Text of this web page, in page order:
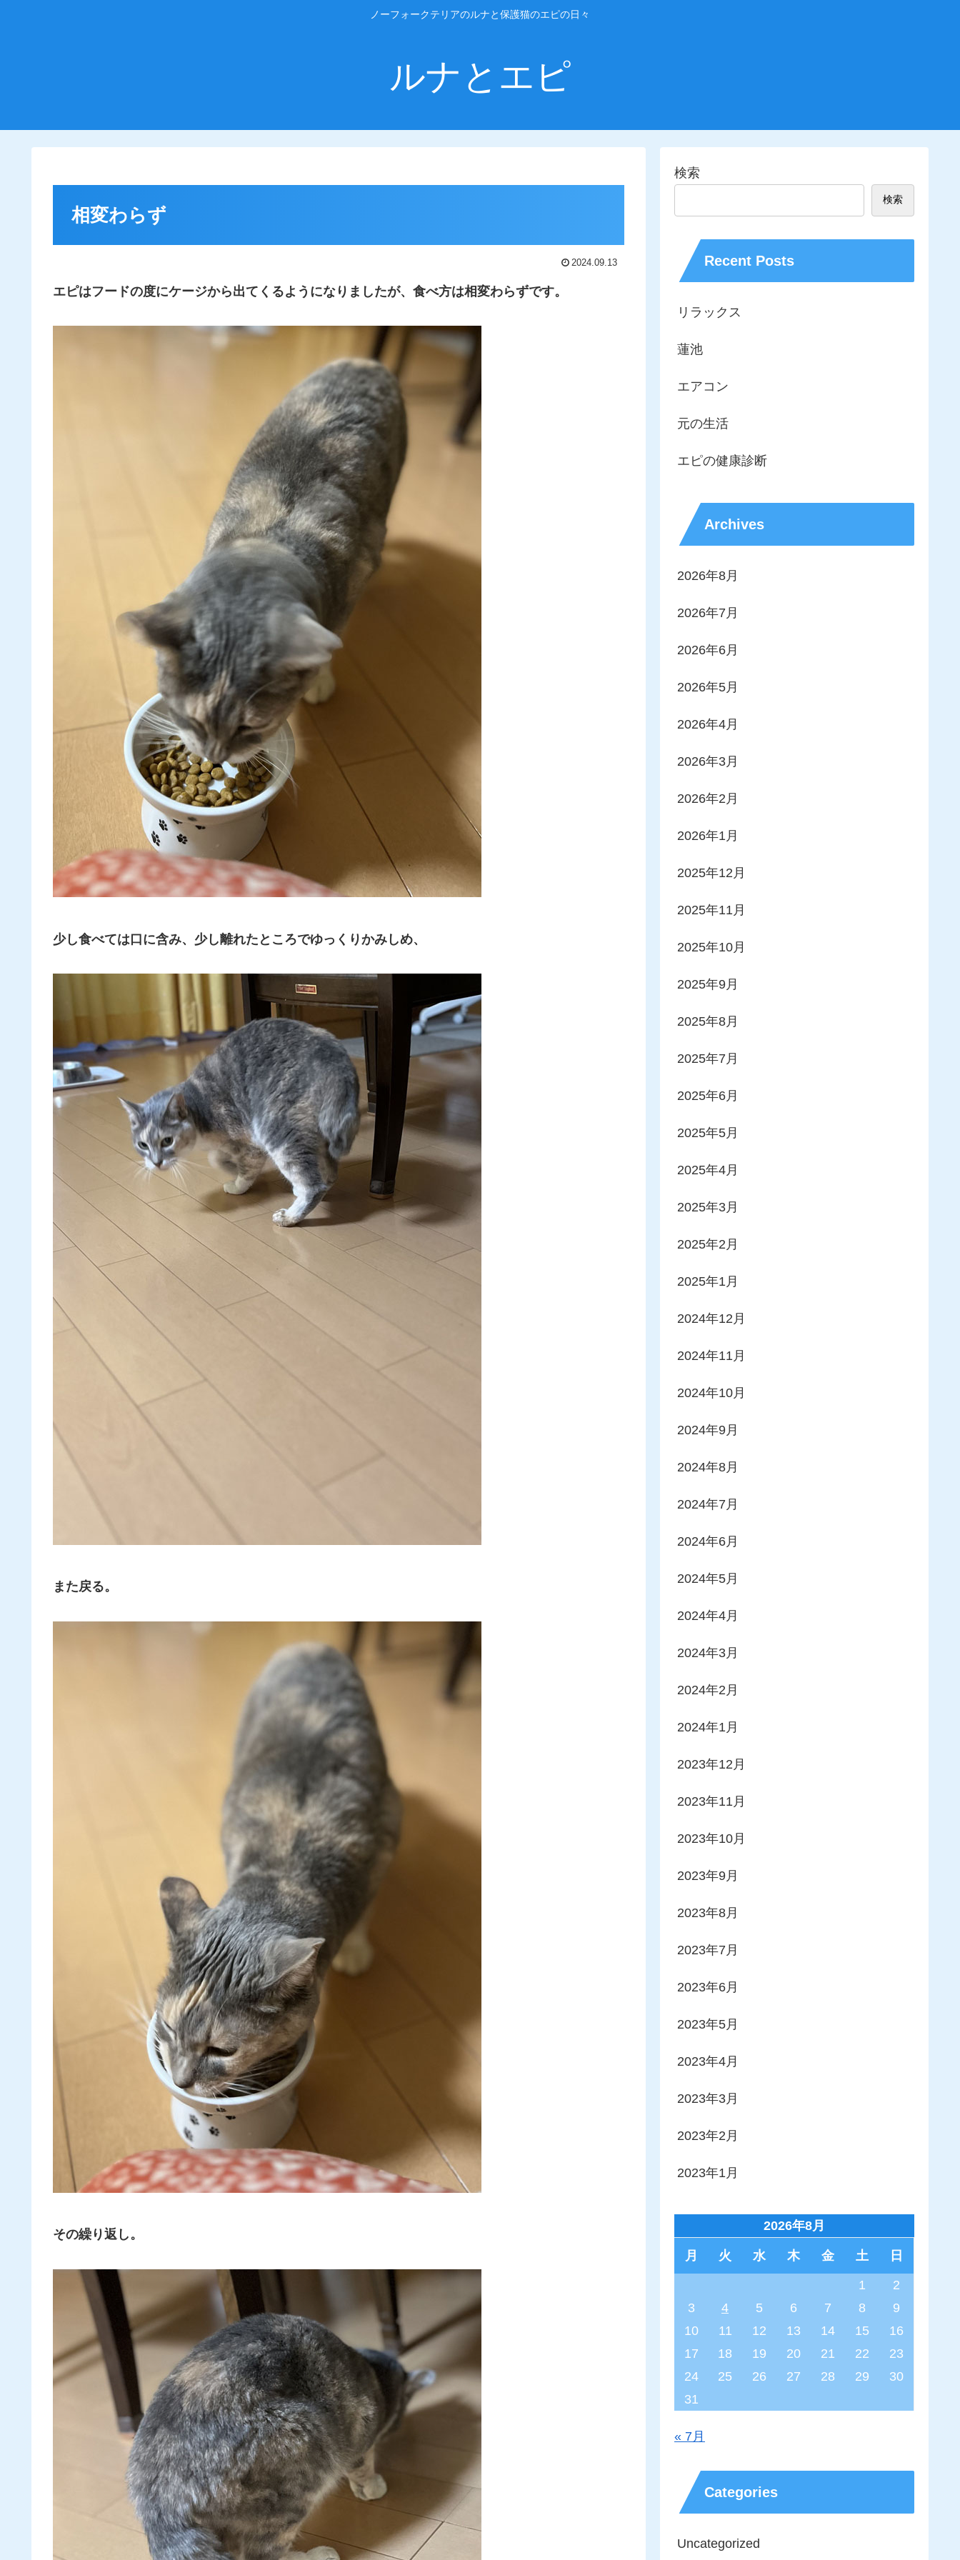
ノーフォークテリアのルナと保護猫のエピの日々
ルナとエピ
相変わらず
2024.09.13
エピはフードの度にケージから出てくるようになりましたが、食べ方は相変わらずです。
少し食べては口に含み、 少し離れたところでゆっくりかみしめ、
また戻る。
その繰り返し。
検索
検索
Recent Posts
リラックス
蓮池
エアコン
元の生活
エピの健康診断
Archives
2026年8月
2026年7月
2026年6月
2026年5月
2026年4月
2026年3月
2026年2月
2026年1月
2025年12月
2025年11月
2025年10月
2025年9月
2025年8月
2025年7月
2025年6月
2025年5月
2025年4月
2025年3月
2025年2月
2025年1月
2024年12月
2024年11月
2024年10月
2024年9月
2024年8月
2024年7月
2024年6月
2024年5月
2024年4月
2024年3月
2024年2月
2024年1月
2023年12月
2023年11月
2023年10月
2023年9月
2023年8月
2023年7月
2023年6月
2023年5月
2023年4月
2023年3月
2023年2月
2023年1月
2026年8月
月 火 水 木 金 土 日
1
2
3
4 5 6 7 8
9
10
11 12 13 14 15
16
17
18 19 20 21 22
23
24
25 26 27 28 29
30
31
« 7月
Categories
Uncategorized